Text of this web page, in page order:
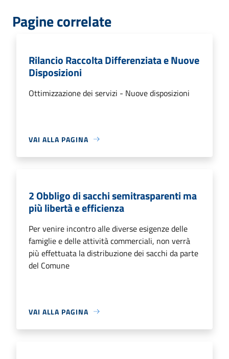
Pagine correlate
Rilancio Raccolta Differenziata e Nuove
Disposizioni
Ottimizzazione dei servizi - Nuove disposizioni
VAI ALLA PAGINA
2 Obbligo di sacchi semitrasparenti ma
più libertà e efficienza
Per venire incontro alle diverse esigenze delle
famiglie e delle attività commerciali, non verrà
più effettuata la distribuzione dei sacchi da parte
del Comune
VAI ALLA PAGINA